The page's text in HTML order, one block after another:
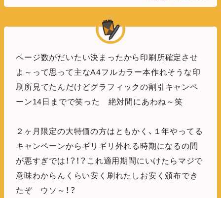
ページ数がだいたい決まったから印刷所確定させ
よ～って思って主なA4フルカラー本作れそうな印
刷所見てたんだけどグラフィックの割引キャンペ
ーン14日までで笑った 絶対間にあわね～笑
２ヶ月限定の大特価の方はともかく、１年やってる
キャンペーンからギリギリ外れる時期になるの間
が悪すぎでは！？！？これ適用期間にいけたらマジで
意味わからんくらい安く刷れたしお安く頒布でき
たぞ ウソ～！？